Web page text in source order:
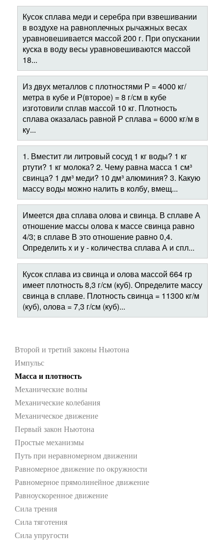
Кусок сплава меди и серебра при взвешивании
в воздухе на равноплечных рычажных весах
уравновешивается массой 200 г. При опускании
куска в воду весы уравновешиваются массой
18...
Из двух металлов с плотностями Р = 4000 кг/
метра в кубе и Р(второе) = 8 г/см в кубе
изготовили сплав массой 10 кг. Плотность
сплава оказалась равной Р сплава = 6000 кг/м в
ку...
1. Вместит ли литровый сосуд 1 кг воды? 1 кг
ртути? 1 кг молока? 2. Чему равна масса 1 см³
свинца? 1 дм³ меди? 10 дм³ алюминия? 3. Какую
массу воды можно налить в колбу, вмещ...
Имеется два сплава олова и свинца. В сплаве А
отношение массы олова к массе свинца равно
4/3; в сплаве В это отношение равно 0,4.
Определить x и y - количества сплава А и спл...
Кусок сплава из свинца и олова массой 664 гр
имеет плотность 8,3 г/см (куб). Определите массу
свинца в сплаве. Плотность свинца = 11300 кг/м
(куб), олова = 7,3 г/см (куб)...
Второй и третий законы Ньютона
Импульс
Масса и плотность
Механические волны
Механические колебания
Механическое движение
Первый закон Ньютона
Простые механизмы
Путь при неравномерном движении
Равномерное движение по окружности
Равномерное прямолинейное движение
Равноускоренное движение
Сила трения
Сила тяготения
Сила упругости